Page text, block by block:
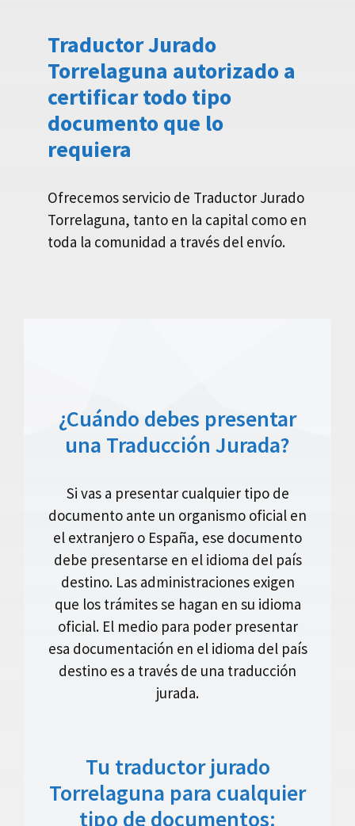
Traductor Jurado
Torrelaguna autorizado a
certificar todo tipo
documento que lo
requiera
Ofrecemos servicio de Traductor Jurado
Torrelaguna, tanto en la capital como en
toda la comunidad a través del envío.
¿Cuándo debes presentar
una Traducción Jurada?
Si vas a presentar cualquier tipo de
documento ante un organismo oficial en
el extranjero o España, ese documento
debe presentarse en el idioma del país
destino. Las administraciones exigen
que los trámites se hagan en su idioma
oficial. El medio para poder presentar
esa documentación en el idioma del país
destino es a través de una traducción
jurada.
Tu traductor jurado
Torrelaguna para cualquier
tipo de documentos: